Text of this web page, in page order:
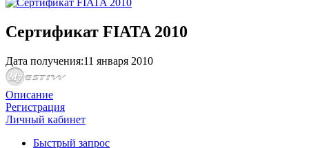
Сертификат FIATA 2010
Дата получения:11 января 2010
Описание
Регистрация
Личный кабинет
Быстрый запрос